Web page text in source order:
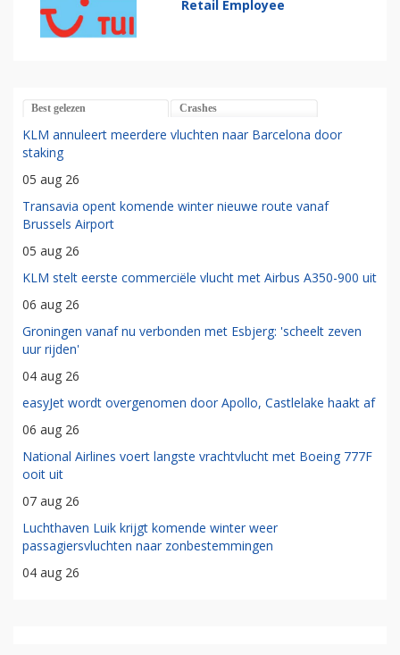
Retail Employee
Best gelezen Crashes
KLM annuleert meerdere vluchten naar Barcelona door
staking
05 aug 26
Transavia opent komende winter nieuwe route vanaf
Brussels Airport
05 aug 26
KLM stelt eerste commerciële vlucht met Airbus A350-900 uit
06 aug 26
Groningen vanaf nu verbonden met Esbjerg: 'scheelt zeven
uur rijden'
04 aug 26
easyJet wordt overgenomen door Apollo, Castlelake haakt af
06 aug 26
National Airlines voert langste vrachtvlucht met Boeing 777F
ooit uit
07 aug 26
Luchthaven Luik krijgt komende winter weer
passagiersvluchten naar zonbestemmingen
04 aug 26